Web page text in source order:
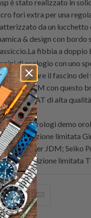
è stato realizzato in
fori extra per una
da un lucchetto
& design con bordo
fibbia a doppio
di orologio con uno
aumentare il fascino
Baby MM con questo
MiLTAT di alta
per orologi demo
edizione limitata
JDM; Seiko
12 edizione limitata
Condividi
questo